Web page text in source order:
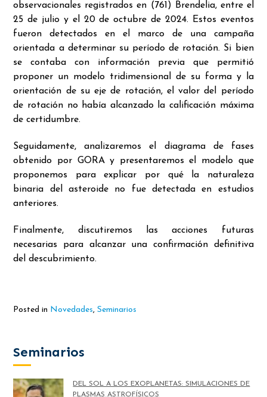
observacionales registrados en (761) Brendelia, entre el
25 de julio y el 20 de octubre de 2024. Estos eventos
fueron detectadosen el marco de una campaña
orientada a determinar su período de rotación. Si bien
se contaba con información previa que permitió
proponer un modelo tridimensional de su forma y la
orientación de su eje de rotación, el valor del período
de rotación no había alcanzado la calificación máxima
de certidumbre.
Seguidamente, analizaremos el diagrama de fases
obtenido por GORA y presentaremos el modelo que
proponemos para explicar por qué la naturaleza
binaria del asteroide no fue detectada en estudios
anteriores.
Finalmente, discutiremos las acciones futuras
necesarias para alcanzar una confirmación definitiva
del descubrimiento.
Posted in Novedades,Seminarios
Seminarios
DEL SOL A LOS EXOPLANETAS: SIMULACIONES DE
PLASMAS ASTROFÍSICOS